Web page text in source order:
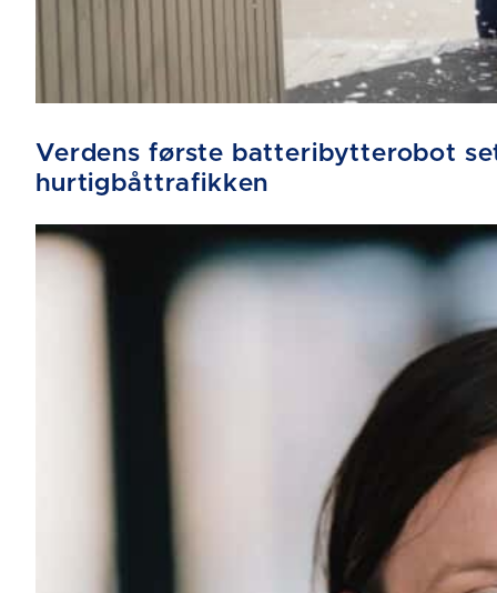
Verdens første batteribytterobot
hurtigbåttrafikken